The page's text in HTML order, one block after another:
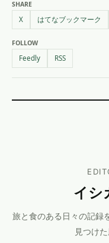
SHARE
X はてなブックマーク
FOLLOW
Feedly RSS
イ
旅と食のある日々の記録
見つけ